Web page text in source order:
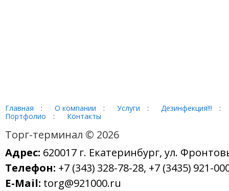
Главная : О компании : Услуги : Дезинфекция!!!
:
Портфолио
: Контакты
Торг-терминал © 2026
Адрес: 620017 г. Екатеринбург, ул.
Телефон: +7 (343) 328-78-28, +7 (3435) 921-
E-Mail: torg@921000.ru